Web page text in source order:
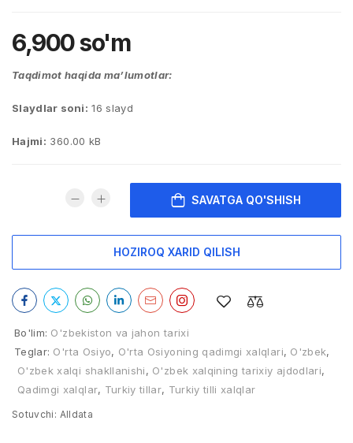
6,900so'm
Taqdimot haqida ma’lumotlar:
Slaydlar soni: 16 slayd
Hajmi: 360.00 kB
SAVATGA QO'SHISH
HOZIROQ XARID QILISH
Bo'lim: O'zbekiston va jahon tarixi
Teglar: O'rta Osiyo, O'rta Osiyoning qadimgi xalqlari, O'zbek,
O'zbek xalqi shakllanishi, O'zbek xalqining tarixiy ajdodlari,
Qadimgi xalqlar, Turkiy tillar, Turkiy tilli xalqlar
Sotuvchi: Alldata